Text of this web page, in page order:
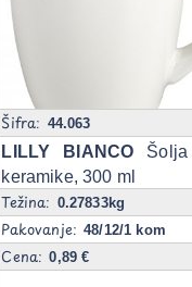
Šifra: 44.063
LILLY BIANCO
keramike, 300 ml
Težina: 0.27833kg
Pakovanje:48/12/1 kom
Cena:0,89 €